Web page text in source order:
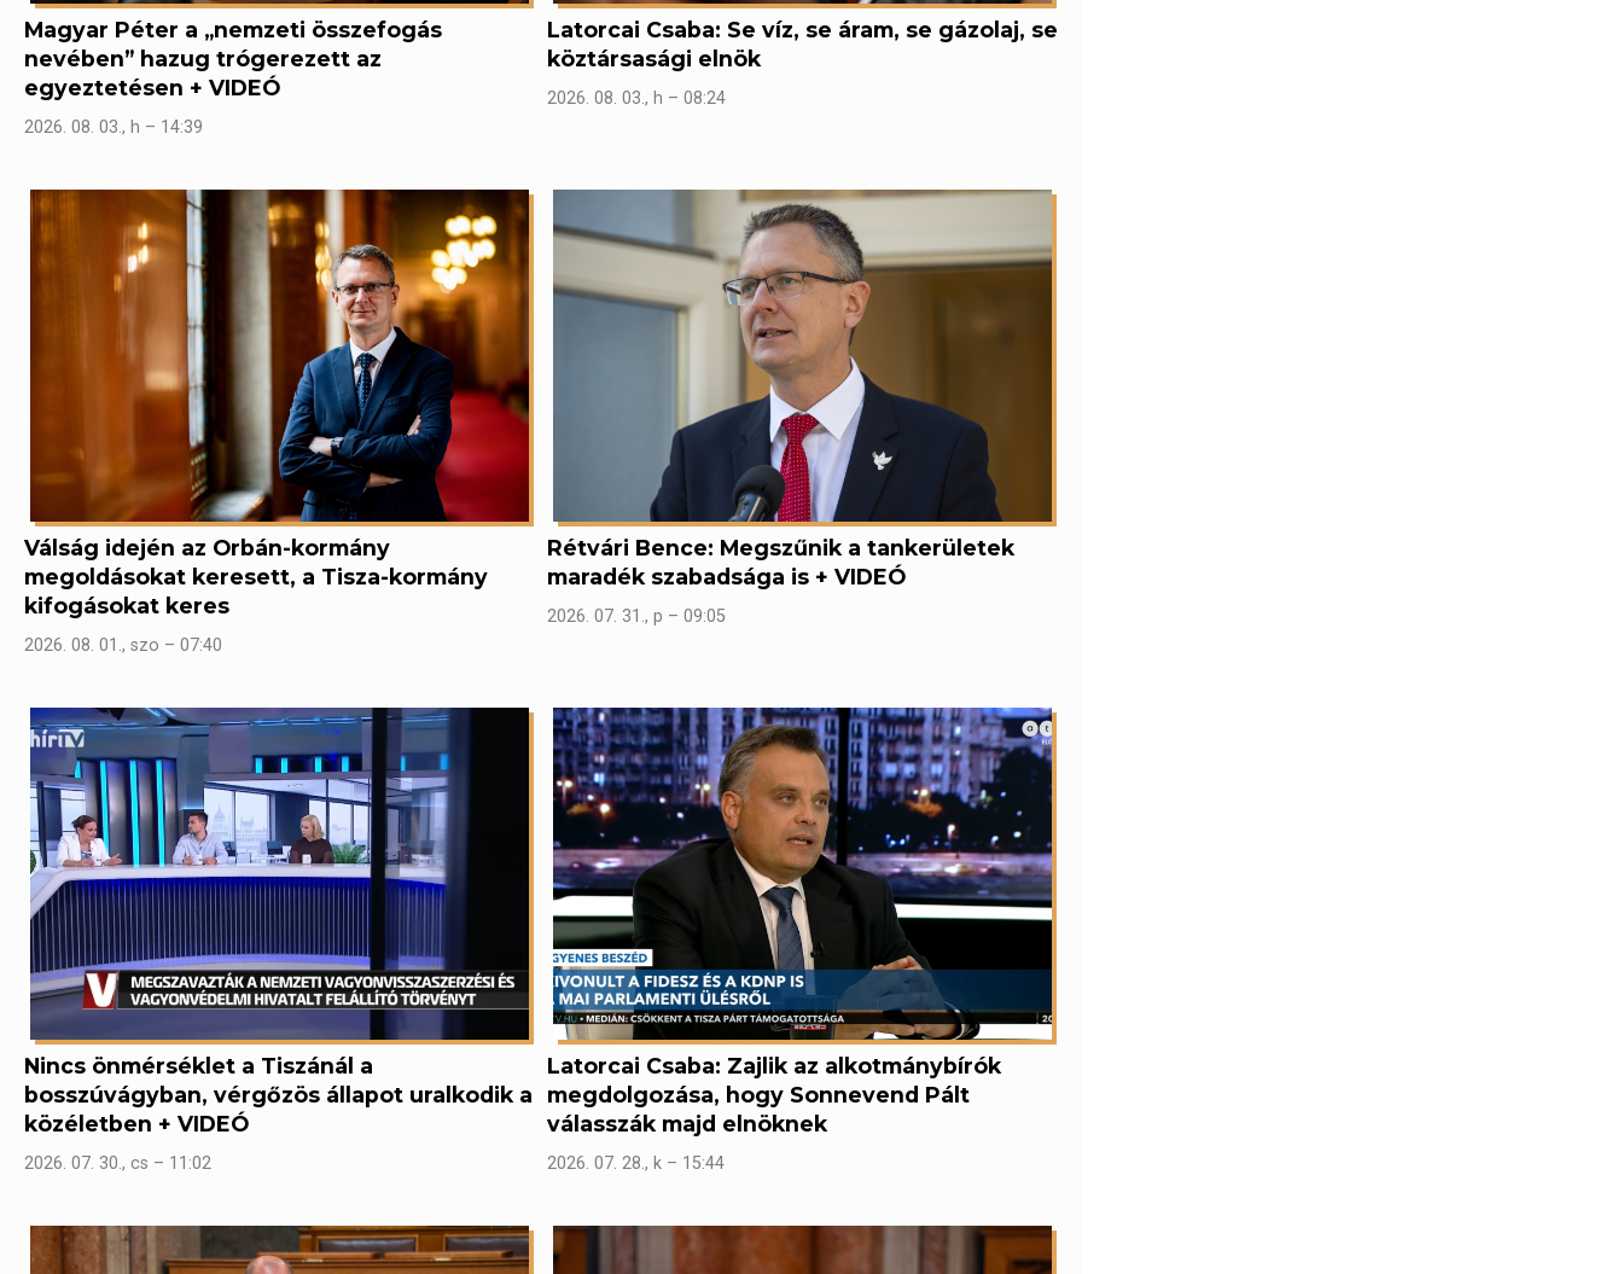
Magyar Péter a „nemzeti összefogás
nevében” hazug trógerezett az
egyeztetésen + VIDEÓ
2026. 08. 03., h – 14:39
Latorcai Csaba: Se víz, se áram, se gázolaj, se
köztársasági elnök
2026. 08. 03., h – 08:24
Válság idején az Orbán-kormány
megoldásokat keresett, a Tisza-kormány
kifogásokat keres
2026. 08. 01., szo – 07:40
Rétvári Bence: Megszűnik a tankerületek
maradék szabadsága is + VIDEÓ
2026. 07. 31., p – 09:05
Nincs önmérséklet a Tiszánál a
bosszúvágyban, vérgőzös állapot uralkodik a
közéletben + VIDEÓ
2026. 07. 30., cs – 11:02
Latorcai Csaba: Zajlik az alkotmánybírók
megdolgozása, hogy Sonnevend Pált
válasszák majd elnöknek
2026. 07. 28., k – 15:44